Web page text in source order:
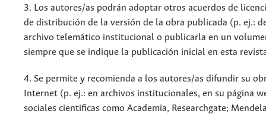
3. Los autores/as podrán adoptar otros acuerdos de
de distribución de la versión de la obra publicada (p. ej.:
archivo telemático institucional o publicarla en un
siempre que se indique la publicación inicial en esta
4. Se permite y recomienda a los autores/as difundir su
Internet (p. ej.: en archivos institucionales, en su página
sociales cientificas como Academia, Researchgate;